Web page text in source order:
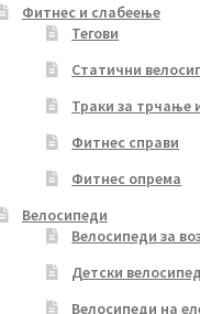
Фитнес и слабеење
Тегови
Статични
Траки за трчање
Фитнес справи
Фитнес опрема
Велосипеди
Велосипеди за
Детски
Велосипеди на